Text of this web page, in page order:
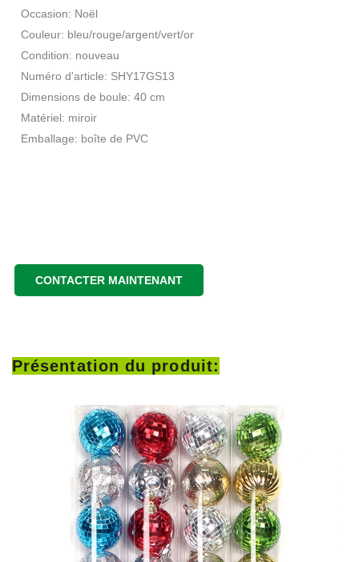
Occasion: Noël
Couleur: bleu/rouge/argent/vert/or
Condition: nouveau
Numéro d'article: SHY17GS13
Dimensions de boule: 40 cm
Matériel: miroir
Emballage: boîte de PVC
CONTACTER MAINTENANT
Présentation du produit: